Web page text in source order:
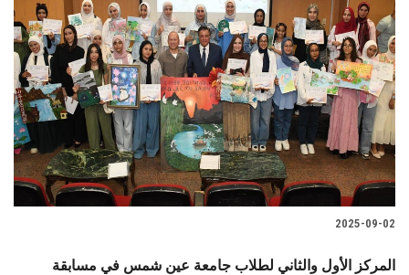
2025-09-02
المركز الأول والثاني لطلاب جامعة عين شمس في مسابقة